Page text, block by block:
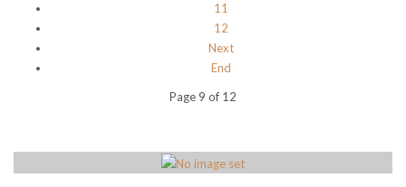
11
12
Next
End
Page 9 of 12